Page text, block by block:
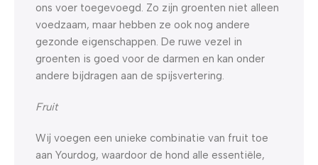
ons voer toegevoegd. Zo zijn groenten niet alleen
voedzaam, maar hebben ze ook nog andere
gezonde eigenschappen. De ruwe vezel in
groenten is goed voor de darmen en kan onder
andere bijdragen aan de spijsvertering.
Fruit
Wij voegen een unieke combinatie van fruit toe
aan Yourdog, waardoor de hond alle essentiële,